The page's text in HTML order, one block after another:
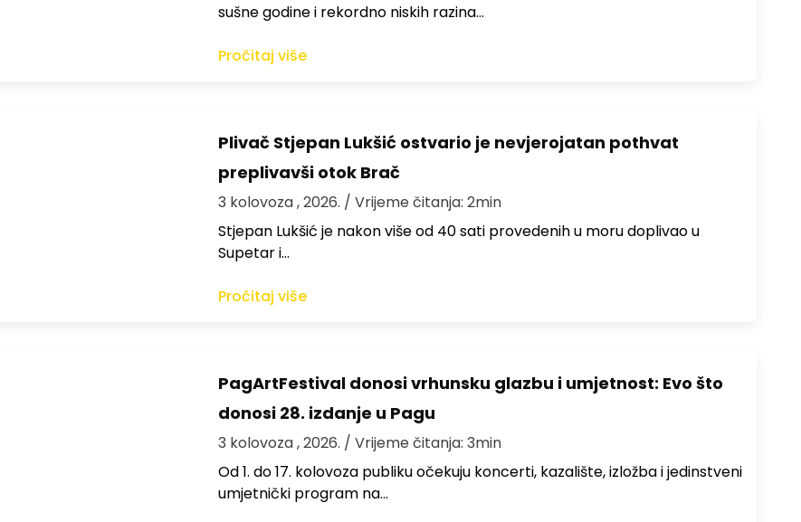
sušne godine i rekordno niskih razina…
Pročitaj više
Plivač Stjepan Lukšić ostvario je nevjerojatan pothvat
preplivavši otok Brač
3 kolovoza , 2026. / Vrijeme čitanja: 2min
St​jepan Lukšić je nakon više od 40 sati provedenih u moru doplivao u
Supetar i…
Pročitaj više
PagArtFestival donosi vrhunsku glazbu i umjetnost: Evo što
donosi 28. izdanje u Pagu
3 kolovoza , 2026. / Vrijeme čitanja: 3min
Od 1. do 17. kolovoza publiku očekuju koncerti, kazalište, izložba i jedinstveni
umjetnički program na…